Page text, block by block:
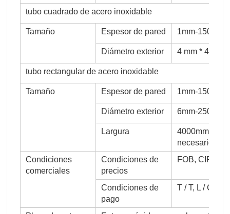
tubo cuadrado de acero inoxidable
Tamaño Espesor de pared 1mm-150mm
Diámetro exterior 4 mm * 4 mm-
tubo rectangular de acero inoxidable
Tamaño Espesor de pared 1mm-150mm
Diámetro exterior 6mm-
Largura
4000mm,
necesario.
Condiciones
comerciales
Condiciones de
precios
FOB, CIF,
Condiciones de
pago
T / T, L / C,